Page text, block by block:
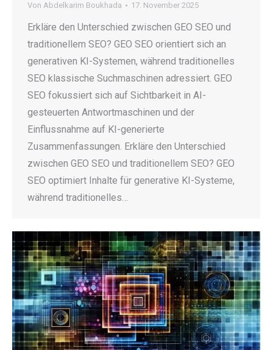
Von Abdelkarim Boukhada 17. November 2025
Erkläre den Unterschied zwischen GEO SEO und
traditionellem SEO? GEO SEO orientiert sich an
generativen KI-Systemen, während traditionelles
SEO klassische Suchmaschinen adressiert. GEO
SEO fokussiert sich auf Sichtbarkeit in AI-
gesteuerten Antwortmaschinen und der
Einflussnahme auf KI-generierte
Zusammenfassungen. Erkläre den Unterschied
zwischen GEO SEO und traditionellem SEO? GEO
SEO optimiert Inhalte für generative KI-Systeme,
während traditionelles…